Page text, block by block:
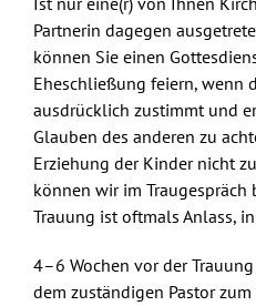
Partnerin dagegen
können Sie einen
Eheschließung feiern, wenn
ausdrücklich zustimmt und
Glauben des anderen zu
Erziehung der Kinder nicht
können wir im Traugespräch
Trauung ist oftmals Anlass,
4–6 Wochen vor der
dem zuständigen Pastor zum